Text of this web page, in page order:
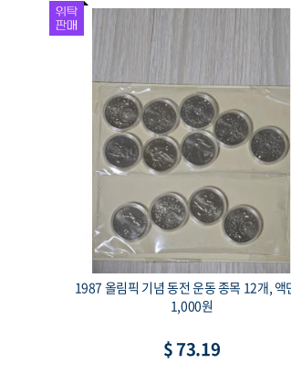
1993 대전 엑스포 기념 황동화, 로케트와
이, 액면가 1,000원
$ 10.98